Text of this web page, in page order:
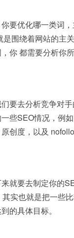
要优化哪一类词
围绕着网站的主
你 都需要分析你
要去分析竞争对
些SEO情况，例
创度，以及
就要去制定你的
实也就是把一些
的具体目标。